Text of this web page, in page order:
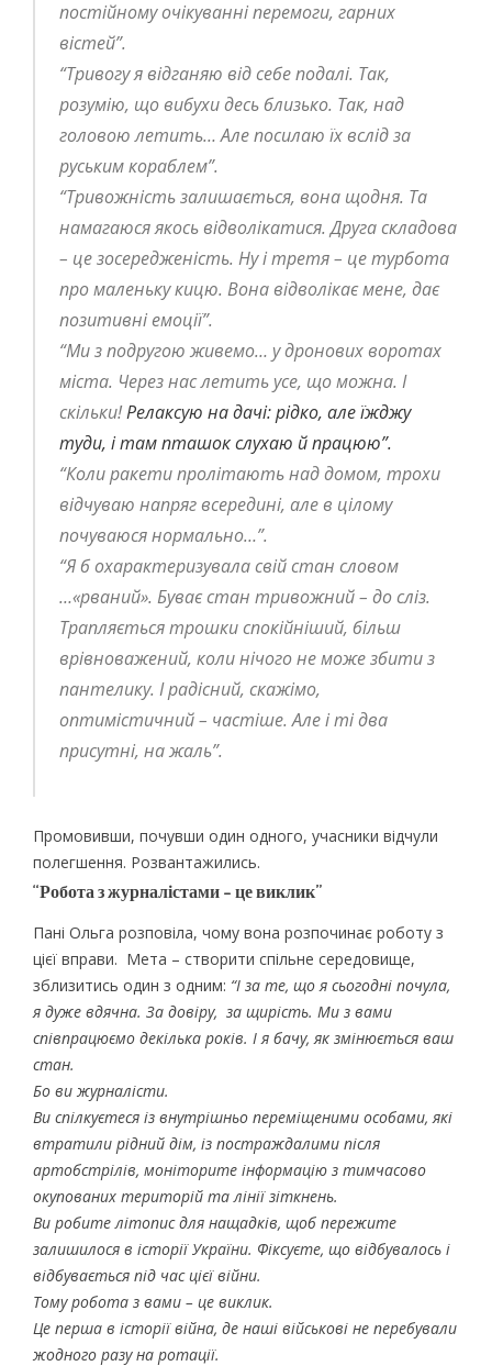
постійному очікуванні перемоги, гарних
вістей”.
“Тривогу я відганяю від себе подалі. Так,
розумію, що вибухи десь близько. Так, над
головою летить… Але посилаю їх вслід за
руським кораблем”.
“Тривожність залишається, вона щодня. Та
намагаюся якось відволікатися. Друга складова
– це зосередженість. Ну і третя – це турбота
про маленьку кицю. Вона відволікає мене, дає
позитивні емоції”.
“Ми з подругою живемо… у дронових воротах
міста. Через нас летить усе, що можна. І
скільки!Релаксую на дачі: рідко, але їжджу
туди, і там пташок слухаю й працюю”.
“Коли ракети пролітають над домом, трохи
відчуваю напряг всередині, але в цілому
почуваюся нормально…”.
“Я б охарактеризувала свій стан словом
…«рваний». Буває стан тривожний – до сліз.
Трапляється трошки спокійніший, більш
врівноважений, коли нічого не може збити з
пантелику. І радісний, скажімо,
оптимістичний – частіше. Але і ті два
присутні, на жаль”.
Промовивши, почувши один одного, учасники відчули
полегшення. Розвантажились.
“Робота з журналістами – це виклик”
Пані Ольга розповіла, чому вона розпочинає роботу з
цієї вправи. Мета – створити спільне середовище,
зблизитись один з одним: “І за те, що я сьогодні почула,
я дуже вдячна. За довіру, за щирість. Ми з вами
співпрацюємо декілька років. І я бачу, як змінюється ваш
стан.
Бо ви журналісти.
Ви спілкуєтеся із внутрішньо переміщеними особами, які
втратили рідний дім, із постраждалими після
артобстрілів, моніторите інформацію з тимчасово
окупованих територій та лінії зіткнень.
Ви робите літопис для нащадків, щоб пережите
залишилося в історії України. Фіксуєте, що відбувалось і
відбувається під час цієї війни.
Тому робота з вами – це виклик.
Це перша в історії війна, де наші військові не перебували
жодного разу на ротації.